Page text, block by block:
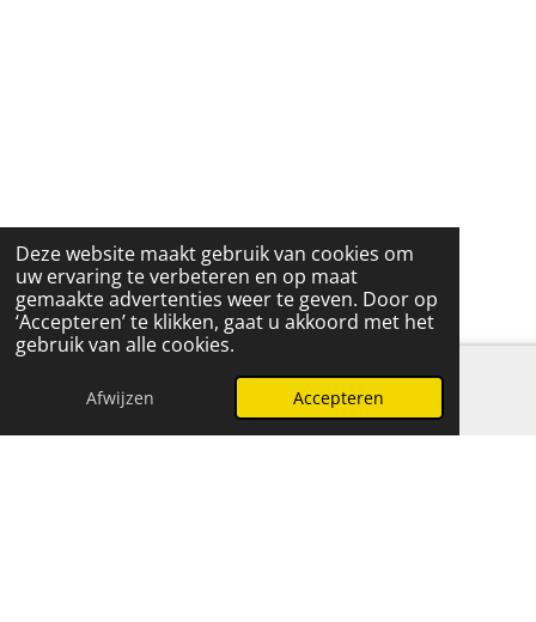
Deze website maakt gebruik van cookies om
uw ervaring te verbeteren en op maat
gemaakte advertenties weer te geven. Door op
‘Accepteren’ te klikken, gaat u akkoord met het
gebruik van alle cookies.
Afwijzen Accepteren
E-mailadres